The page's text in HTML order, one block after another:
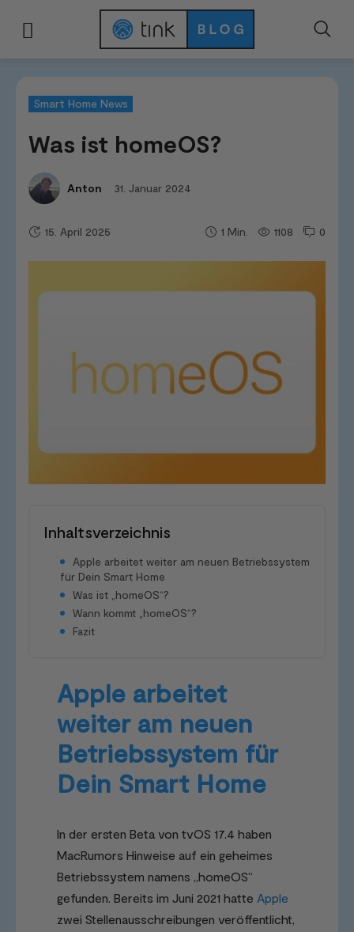
Smart Home News
Was ist homeOS?
Anton 31. Januar 2024
0
1108
1 Min.
15. April 2025
Inhaltsverzeichnis
Apple arbeitet weiter am neuen Betriebssystem
für Dein Smart Home
Was ist „homeOS“?
Wann kommt „homeOS“?
Fazit
Apple arbeitet
weiter am neuen
Betriebssystem für
Dein Smart Home
In der ersten Beta von tvOS 17.4 haben
MacRumors Hinweise auf ein geheimes
Betriebssystem namens „homeOS“
gefunden. Bereits im Juni 2021 hatte Apple
zwei Stellenausschreibungen veröffentlicht,